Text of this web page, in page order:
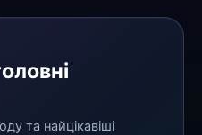
та найцікавіші